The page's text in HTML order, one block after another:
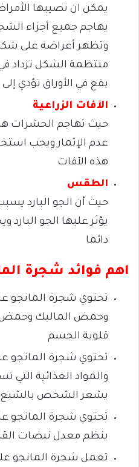
يمكن ان تصيبها
يهاجم جميع أجزاء
وتظهر أعراضه على
منتظمة الشكل تزداد
بقع في الأوراق تؤدي
الآفات الزراعية
حيث تهاجم الحشرات
عدم الإثمار ويجب
هذه الآفات
الطقس
حيث أن الجو البارد
يؤثر عليها الجو
دائما
اهم فوائد شجرة
تحتوي شجرة
وحمض الماليك وحمض
قلوية الجسم
تحتوي شجرة المانجو
والمواد الغذائية
يشعر الشخص بالشبع
تحتوي شجرة المانجو
ينظم معدل نبضات
تعمل شجرة المانجو